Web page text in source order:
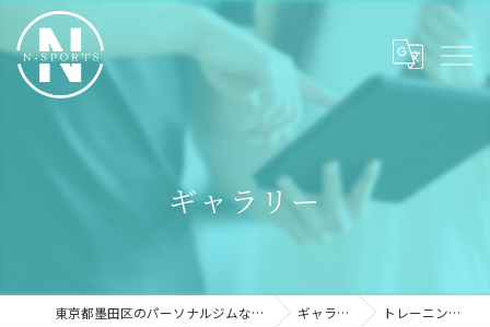
ギャラリー
東京都墨田区のパーソナルジムならN-sports ギャラリー トレーニング風景